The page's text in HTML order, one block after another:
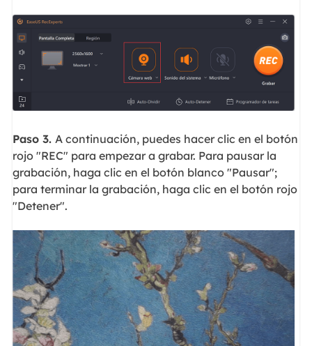
Paso 3. A continuación, puedes hacer clic en el botón
rojo "REC" para empezar a grabar. Para pausar la
grabación, haga clic en el botón blanco "Pausar";
para terminar la grabación, haga clic en el botón rojo
"Detener".